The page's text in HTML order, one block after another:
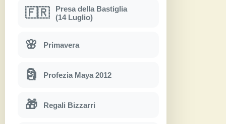
🇫🇷
Presa della Bastiglia
(14 Luglio)
🌸 Primavera
🗿 Profezia Maya 2012
🎁 Regali Bizzarri